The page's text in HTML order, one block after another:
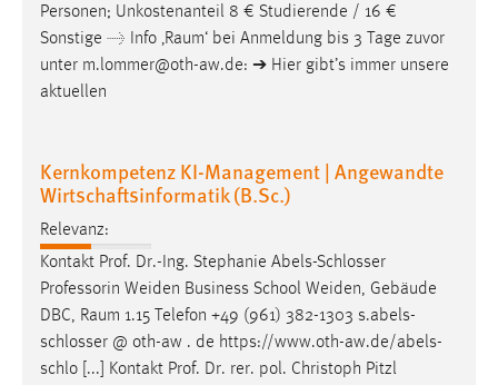
Personen; Unkostenanteil 8 € Studierende / 16 €
Sonstige → Info ‚Raum‘ bei Anmeldung bis 3 Tage zuvor
unter m.lommer@oth-aw.de: ➔ Hier gibt’s immer unsere
aktuellen
Kernkompetenz KI-Management | Angewandte
Wirtschaftsinformatik (B.Sc.)
Relevanz:
Kontakt Prof. Dr.-Ing. Stephanie Abels-Schlosser
Professorin Weiden Business School Weiden, Gebäude
DBC, Raum 1.15 Telefon +49 (961) 382-1303 s.abels-
schlosser @ oth-aw . de https://www.oth-aw.de/abels-
schlo [...] Kontakt Prof. Dr. rer. pol. Christoph Pitzl